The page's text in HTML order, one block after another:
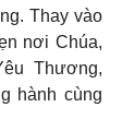
Thay vào
nơi Chúa,
Thương,
hành cùng